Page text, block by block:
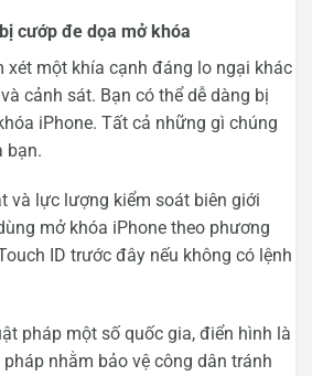
cướp đe dọa mở khóa
xét một khía cạnh đáng lo ngại khác
cảnh sát. Bạn có thể dễ dàng bị
iPhone. Tất cả những gì chúng
bạn.
và lực lượng kiểm soát biên giới
mở khóa iPhone theo phương
ID trước đây nếu không có lệnh
pháp một số quốc gia, điển hình là
pháp nhằm bảo vệ công dân tránh